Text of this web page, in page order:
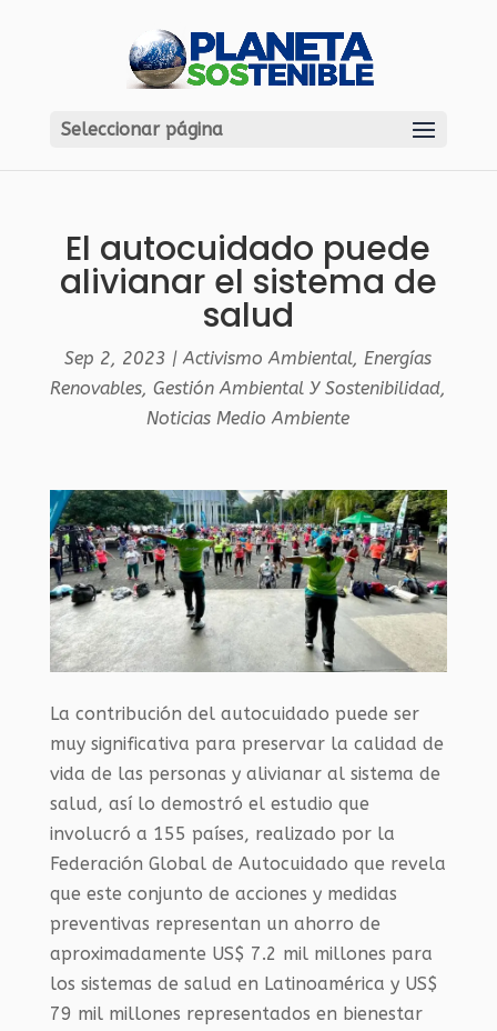
Seleccionar página
El autocuidado puede
alivianar el sistema de
salud
Sep 2, 2023 |Activismo Ambiental,Energías
Renovables,Gestión Ambiental Y Sostenibilidad,
Noticias Medio Ambiente
La contribución del autocuidado puede ser
muy significativa para preservar la calidad de
vida de las personas y alivianar al sistema de
salud, así lo demostró el estudio que
involucró a 155 países, realizado por la
Federación Global de Autocuidado que revela
que este conjunto de acciones y medidas
preventivas representan un ahorro de
aproximadamente US$ 7.2 mil millones para
los sistemas de salud en Latinoamérica y US$
79 mil millones representados en bienestar